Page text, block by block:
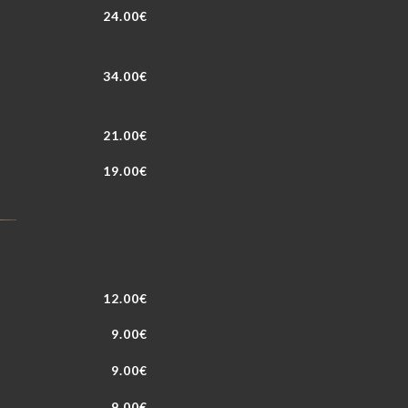
24.00€
34.00€
21.00€
19.00€
12.00€
9.00€
9.00€